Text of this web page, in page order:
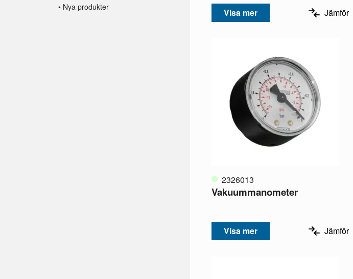
• Nya produkter
Visa mer Jämför
2326013
Vakuummanometer
Visa mer Jämför